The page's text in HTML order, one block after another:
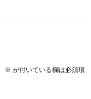
※ が付いている欄は必須項